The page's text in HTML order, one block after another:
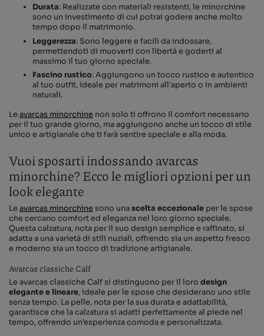
Durata: Realizzate con materiali resistenti, le minorchine
sono un investimento di cui potrai godere anche molto
tempo dopo il matrimonio.
Leggerezza: Sono leggere e facili da indossare,
permettendoti di muoverti con libertà e goderti al
massimo il tuo giorno speciale.
Fascino rustico: Aggiungono un tocco rustico e autentico
al tuo outfit, ideale per matrimoni all’aperto o in ambienti
naturali.
Le avarcas minorchine non solo ti offrono il comfort necessario
per il tuo grande giorno, ma aggiungono anche un tocco di stile
unico e artigianale che ti farà sentire speciale e alla moda.
Vuoi sposarti indossando avarcas
minorchine? Ecco le migliori opzioni per un
look elegante
Le avarcas minorchinesono unascelta eccezionale per le spose
che cercano comfort ed eleganza nel loro giorno speciale.
Questa calzatura, nota per il suo design semplice e raffinato, si
adatta a una varietà di stili nuziali, offrendo sia un aspetto fresco
e moderno sia un tocco di tradizione artigianale.
Avarcas classiche Calf
Le avarcas classiche Calf si distinguono per il loro design
elegante e lineare, ideale per le spose che desiderano uno stile
senza tempo. La pelle, nota per la sua durata e adattabilità,
garantisce che la calzatura si adatti perfettamente al piede nel
tempo, offrendo un’esperienza comoda e personalizzata.